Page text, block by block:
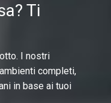
Ti
I nostri
completi,
in base ai tuoi